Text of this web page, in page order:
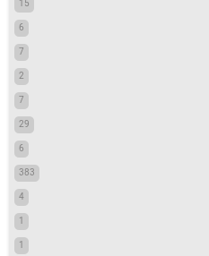
15
6
7
2
7
29
6
383
4
1
1